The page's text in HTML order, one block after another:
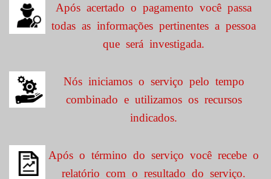
Após acertado o pagamento você passa
todas as informações pertinentes a pessoa
que será investigada.
Nós iniciamos o serviço pelo tempo
combinado e utilizamos os recursos
indicados.
Após o término do serviço você recebe o
relatório com o resultado do serviço.